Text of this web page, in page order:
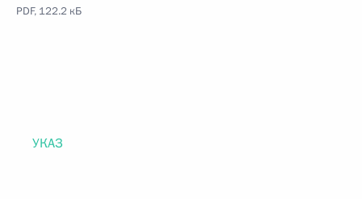
PDF, 122.2 кБ
УКАЗ